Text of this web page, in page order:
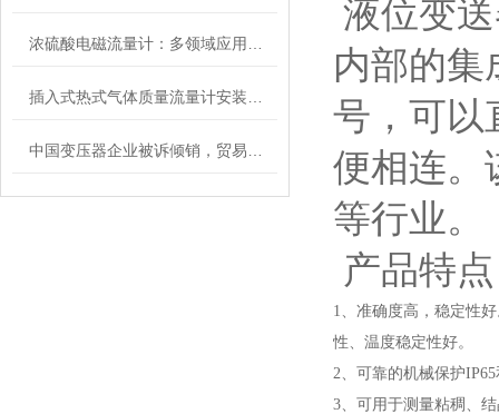
液位变
内部的集
号，可以
便相连。
等行业。
产品特
1、准确度高，稳定性
性、温度稳定性好。
2、可靠的机械保护
3、可用于测量粘稠、